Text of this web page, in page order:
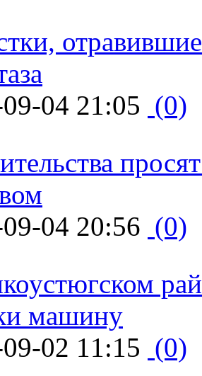
04 21:05 (0)
04 20:56 (0)
машину
02 11:15 (0)